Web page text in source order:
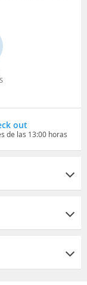
out
de las 13:00 horas